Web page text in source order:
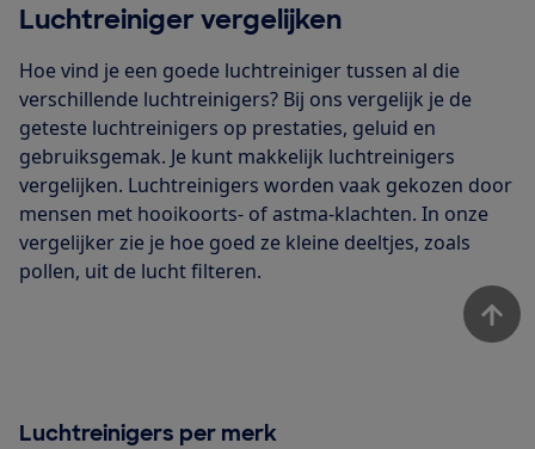
Luchtreiniger vergelijken
Hoe vind je een goede luchtreiniger tussen al die
verschillende luchtreinigers? Bij ons vergelijk je de
geteste luchtreinigers op prestaties, geluid en
gebruiksgemak. Je kunt makkelijk luchtreinigers
vergelijken. Luchtreinigers worden vaak gekozen door
mensen met hooikoorts- of astma-klachten. In onze
vergelijker zie je hoe goed ze kleine deeltjes, zoals
pollen, uit de lucht filteren.
Luchtreinigers per merk